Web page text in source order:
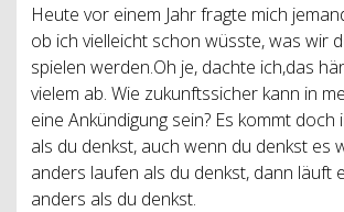
Heute vor einem Jahr fragte mich
ob ich vielleicht schon wüsste, was wir
spielen werden.Oh je, dachte ich,das
vielem ab. Wie zukunftssicher kann in
eine Ankündigung sein? Es kommt doch
als du denkst, auch wenn du denkst es
anders laufen als du denkst, dann läuft
anders als du denkst.